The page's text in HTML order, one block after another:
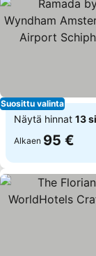
Suosittu valinta
Näytä hinnat 13
Alkaen 95 €